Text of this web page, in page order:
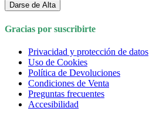
Darse de Alta
Gracias por suscribirte
Privacidad y protección de datos
Uso de Cookies
Política de Devoluciones
Condiciones de Venta
Preguntas frecuentes
Accesibilidad